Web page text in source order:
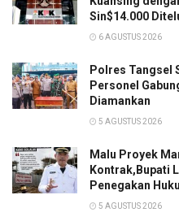
Sin$14.000
6 AGUSTUS 2026
Polres Tangsel
Personel
Diamankan
5 AGUSTUS 2026
Malu Proyek
Kontrak,Bupati
Penegakan
5 AGUSTUS 2026